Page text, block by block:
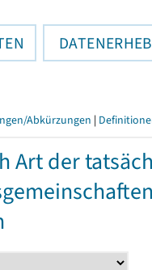
Abkürzungen |
Art der